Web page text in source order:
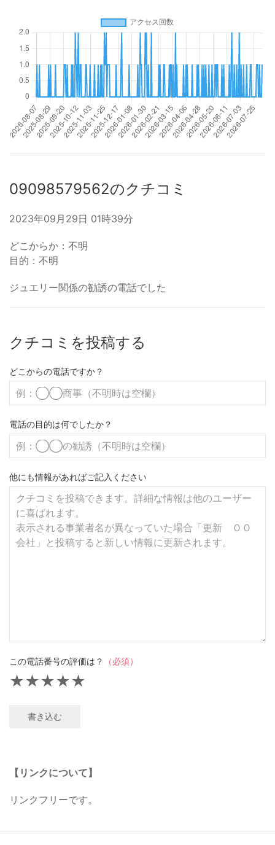
09098579562のクチコミ
2023年09月29日 01時39分
どこからか：不明
目的：不明
ジュエリー関係の勧誘の電話でした
クチコミを投稿する
どこからの電話ですか？
電話の目的は何でしたか？
他にも情報があればご記入ください
この電話番号の評価は？ （必須）
★
★
★
★
★
書き込む
【リンクについて】
リンクフリーです。